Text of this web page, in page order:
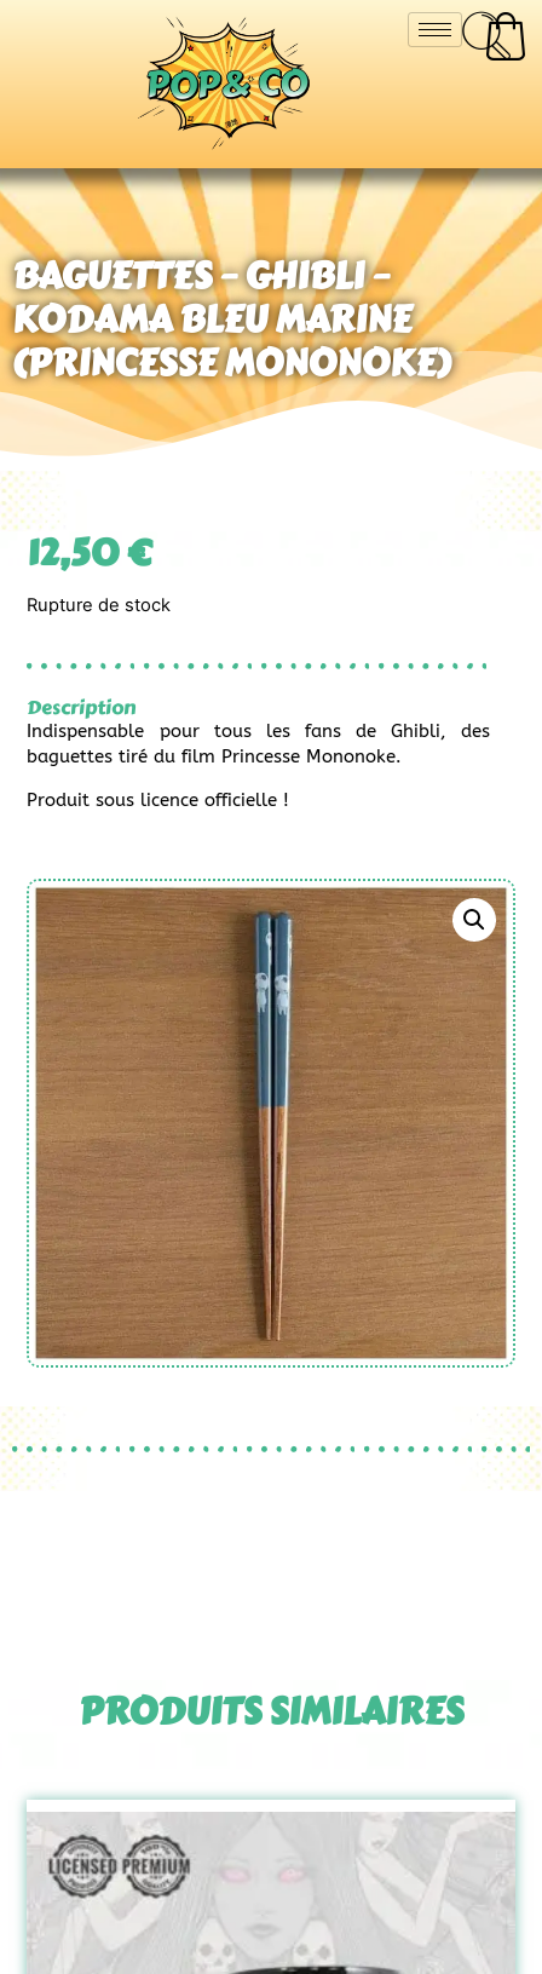
BAGUETTES – GHIBLI –
KODAMA BLEU MARINE
(PRINCESSE MONONOKE)
12,50€
Rupture de stock
Description
Indispensable pour tous les fans de Ghibli, des
baguettes tiré du film Princesse Mononoke.
Produit sous licence officielle !
PRODUITS SIMILAIRES